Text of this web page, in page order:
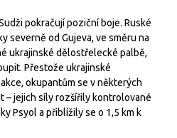
pokračují poziční boje. Ruské
severně od Gujeva, ve směru na
ukrajinské dělostřelecké palbě,
Přestože ukrajinské
okupantům se v některých
– jejich síly rozšířily kontrolované
Psyol a přiblížily se o 1,5 km k